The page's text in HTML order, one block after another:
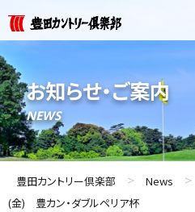
お知らせ・ご案内
NEWS
豊田カントリー倶楽部 > News >
(金) 豊カン・ダブルペリア杯